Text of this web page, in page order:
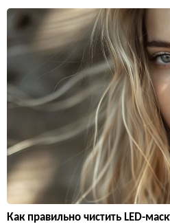
Как правильно чистить LED-